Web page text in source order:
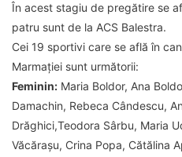
În acest stagiu de pregătire se
patru sunt de la ACS Balestra.
Cei 19 sportivi care se află în
Marmației sunt următorii:
Feminin: Maria Boldor, Ana
Damachin, Rebeca Cândescu,
Drăghici,Teodora Sârbu, Maria
Văcărașu, Crina Popa, Cătălina